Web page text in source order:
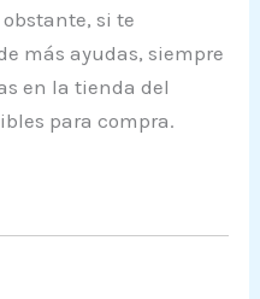
si te
más ayudas, siempre
en la tienda del
para compra.